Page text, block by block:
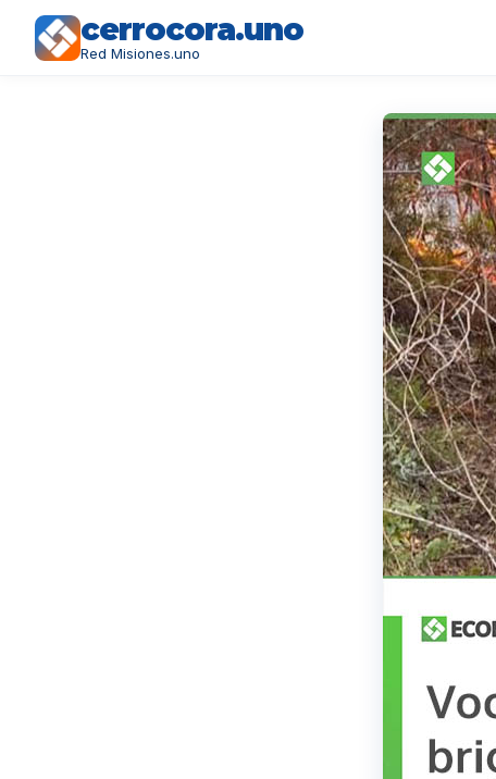
cerrocora.uno
Red Misiones.uno